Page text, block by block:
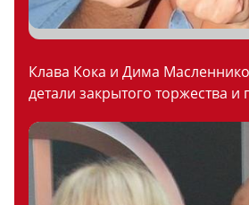
Клава Кока и Дима
детали закрытого торжества и